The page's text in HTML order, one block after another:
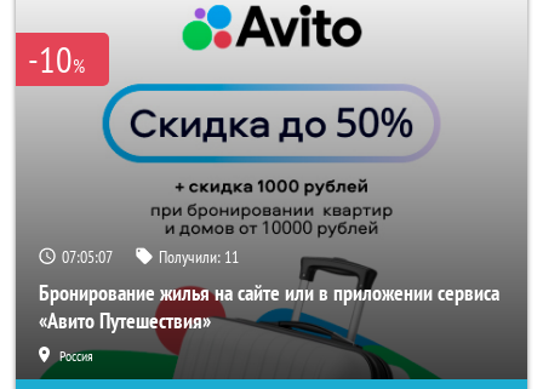
-10%
07:05:07 Получили: 11
Бронирование жилья на сайте или в приложении сервиса
«Авито Путешествия»
Россия